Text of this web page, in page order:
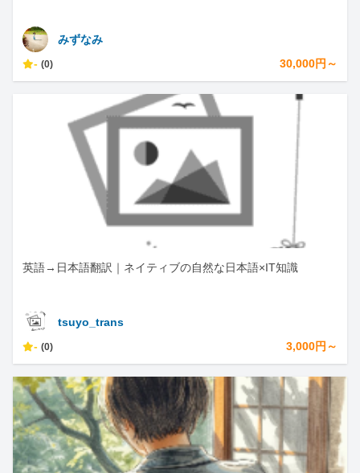
みずなみ
- (0) 30,000円～
英語→日本語翻訳｜ネイティブの自然な日本語×IT知識
tsuyo_trans
- (0) 3,000円～